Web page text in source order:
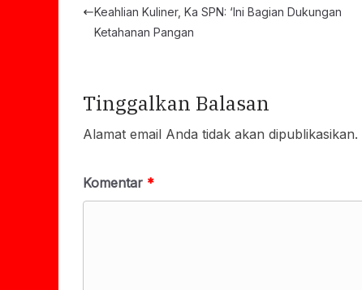
Keahlian Kuliner, Ka SPN: ‘Ini Bagian Dukungan
Ketahanan Pangan
Tinggalkan Balasan
Alamat email Anda tidak akan dipublikasikan.
Komentar *